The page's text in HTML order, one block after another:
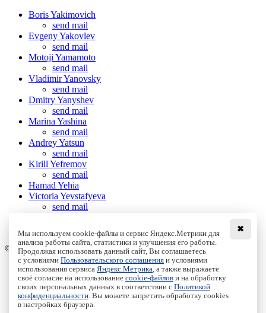
Boris Yakimovich
send mail
Evgeny Yakovlev
send mail
Motoji Yamamoto
send mail
Vladimir Yanovsky
send mail
Dmitry Yanyshev
send mail
Marina Yashina
send mail
Andrey Yatsun
send mail
Kirill Yefremov
send mail
Hamad Yehia
Victoria Yevstafyeva
send mail
© Institute of Computer Science Izhevsk, 2005 - 2026
About
Editorial Board
All Issues
Author Info
Publishing Ethics
✖
Мы используем cookie-файлы и сервис Яндекс.Метрики для
анализа работы сайта, статистики и улучшения его работы.
Продолжая использовать данный сайт, Вы соглашаетесь
с условиями Пользовательского соглашения и условиями
использования сервиса Яндекс.Метрика , а также выражаете
своё согласие на использование cookie-файлов и на обработку
своих персональных данных в соответствии с Политикой
конфиденциальности . Вы можете запретить обработку cookies
в настройках браузера.